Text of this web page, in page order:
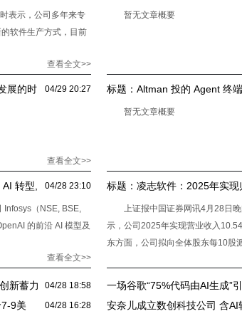
表示，公司多年来专
软件生产方式，目前
查看全文>>
暂无文章概要
04/29 20:27
展的时
查看全文>>
标题： Altman 投的 Agent 终
暂无文章概要
04/28 23:10
转型,
（NSE, BSE,
的前沿 AI 模型及
查看全文>>
标题： 凌志软件：2025年实现
上证报中国证券网讯4月28日
示，公司2025年实现营业收入
东方面，公司拟向全体股东每10股
04/28 18:58
新蓄力
一场谷歌“75%代码由AI生成”
04/28 16:28
9美 安奈儿成立数创科技公司 含AI